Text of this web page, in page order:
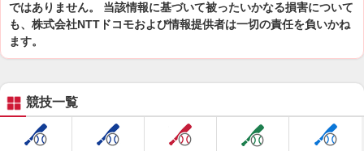
ではありません。 当該情報に基づいて被ったいかなる損害について
も、株式会社NTTドコモおよび情報提供者は一切の責任を負いかね
ます。
競技一覧